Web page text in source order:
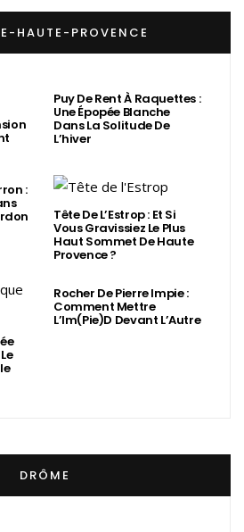
HAUTE-PROVENCE
Puy De Rent À Raquettes :
Une Épopée Blanche
Dans La Solitude De
L’hiver
:
Tête De L’Estrop : Et Si
Vous Gravissiez Le Plus
Haut Sommet De Haute
Provence ?
Rocher De Pierre Impie :
Comment Mettre
L’Im(Pie)d Devant L’Autre
DRÔME